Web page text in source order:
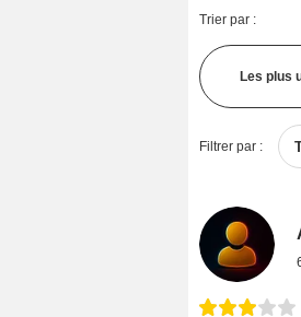
Trier par :
Les plus
Filtrer par :